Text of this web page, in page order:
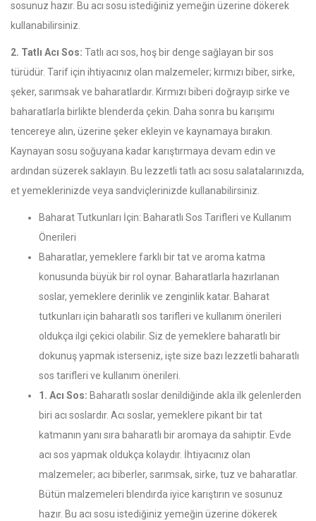
sosunuz hazır. Bu acı sosu istediğiniz yemeğin üzerine dökerek
kullanabilirsiniz.
2. Tatlı Acı Sos: Tatlı acı sos, hoş bir denge sağlayan bir sos
türüdür. Tarif için ihtiyacınız olan malzemeler; kırmızı biber, sirke,
şeker, sarımsak ve baharatlardır. Kırmızı biberi doğrayıp sirke ve
baharatlarla birlikte blenderda çekin. Daha sonra bu karışımı
tencereye alın, üzerine şeker ekleyin ve kaynamaya bırakın.
Kaynayan sosu soğuyana kadar karıştırmaya devam edin ve
ardından süzerek saklayın. Bu lezzetli tatlı acı sosu salatalarınızda,
et yemeklerinizde veya sandviçlerinizde kullanabilirsiniz.
Baharat Tutkunları İçin: Baharatlı Sos Tarifleri ve Kullanım
Önerileri
Baharatlar, yemeklere farklı bir tat ve aroma katma
konusunda büyük bir rol oynar. Baharatlarla hazırlanan
soslar, yemeklere derinlik ve zenginlik katar. Baharat
tutkunları için baharatlı sos tarifleri ve kullanım önerileri
oldukça ilgi çekici olabilir. Siz de yemeklere baharatlı bir
dokunuş yapmak isterseniz, işte size bazı lezzetli baharatlı
sos tarifleri ve kullanım önerileri.
1. Acı Sos: Baharatlı soslar denildiğinde akla ilk gelenlerden
biri acı soslardır. Acı soslar, yemeklere pikant bir tat
katmanın yanı sıra baharatlı bir aromaya da sahiptir. Evde
acı sos yapmak oldukça kolaydır. İhtiyacınız olan
malzemeler; acı biberler, sarımsak, sirke, tuz ve baharatlar.
Bütün malzemeleri blendırda iyice karıştırın ve sosunuz
hazır. Bu acı sosu istediğiniz yemeğin üzerine dökerek